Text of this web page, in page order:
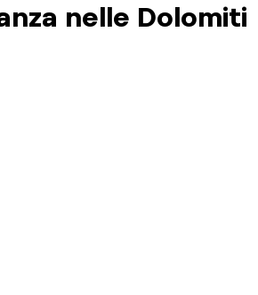
nelle Dolomiti